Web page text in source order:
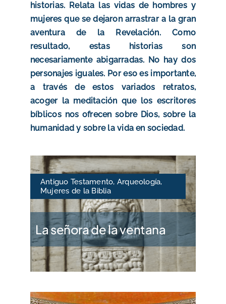
historias. Relata las vidas de hombres y
mujeres que se dejaron arrastrar a la gran
aventura de la Revelación. Como
resultado, estas historias son
necesariamente abigarradas. No hay dos
personajes iguales. Por eso es importante,
a través de estos variados retratos,
acoger la meditación que los escritores
bíblicos nos ofrecen sobre Dios, sobre la
humanidad y sobre la vida en sociedad.
Antiguo Testamento, Arqueología,
Mujeres de la Biblia
La señora de la ventana